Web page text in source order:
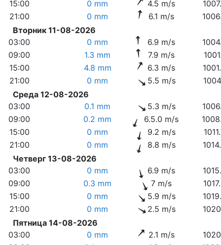
15:00
0 mm 4.5 m/s
21:00
0 mm 6.1 m/s
Вторник 11-08-2026
03:00
0 mm 6.9 m/s
09:00
1.3 mm 7.9 m/s
15:00
4.8 mm 6.3 m/s
21:00
0 mm 5.5 m/s
Среда 12-08-2026
03:00
0.1 mm 5.3 m/s
09:00
0.2 mm 6.5.0 m/s
15:00
0 mm 9.2 m/s
21:00
0 mm 8.8 m/s
Четверг 13-08-2026
03:00
0 mm 6.9 m/s
09:00
0.3 mm 7 m/s
15:00
0 mm 5.9 m/s
21:00
0 mm 2.5 m/s
Пятница 14-08-2026
03:00
0 mm 2.1 m/s